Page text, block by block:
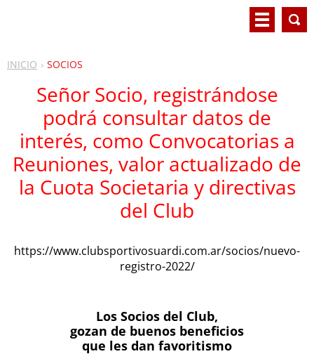
INICIO SOCIOS
Señor Socio, registrándose
podrá consultar datos de
interés, como Convocatorias a
Reuniones, valor actualizado de
la Cuota Societaria y directivas
del Club
https://www.clubsportivosuardi.com.ar/socios/nuevo-
registro-2022/
Los Socios del Club,
gozan de buenos beneficios
que les dan favoritismo